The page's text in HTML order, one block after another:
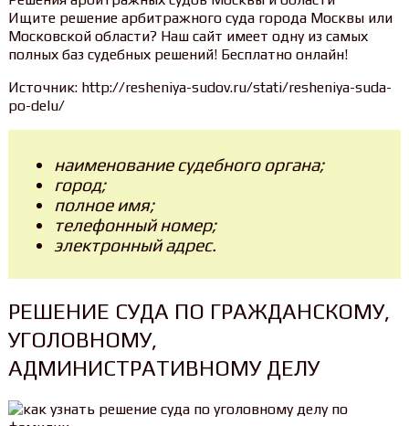
Ищите решение арбитражного суда города Москвы или
Московской области? Наш сайт имеет одну из самых
полных баз судебных решений! Бесплатно онлайн!
Источник: http://resheniya-sudov.ru/stati/resheniya-suda-
po-delu/
наименование судебного органа;
город;
полное имя;
телефонный номер;
электронный адрес.
РЕШЕНИЕ СУДА ПО ГРАЖДАНСКОМУ,
УГОЛОВНОМУ,
АДМИНИСТРАТИВНОМУ ДЕЛУ